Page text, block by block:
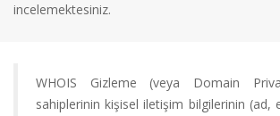
incelemektesiniz.
WHOIS Gizleme (veya Domain
sahiplerinin kişisel iletişim bilgilerinin (ad,